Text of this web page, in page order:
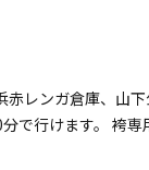
レンガ倉庫、山
80枚、様々な色柄か